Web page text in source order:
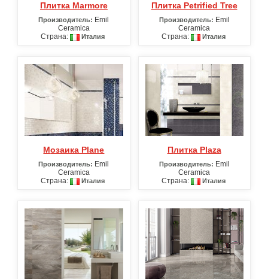
Плитка Marmore
Производитель: Emil
Ceramica
Страна:
Италия
Плитка Petrified Tree
Производитель: Emil
Ceramica
Страна:
Италия
Мозаика Plane
Производитель: Emil
Ceramica
Страна:
Италия
Плитка Plaza
Производитель: Emil
Ceramica
Страна:
Италия